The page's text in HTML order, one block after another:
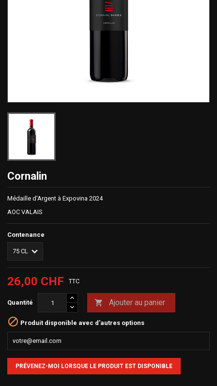
Cornalin
Médaille d'Argent à Expovina 2024
AOC VALAIS
Contenance
26,00 CHF TTC
Quantité  Ajouter au panier
 Produit disponible avec d'autres options
PRÉVENEZ-MOI LORSQUE LE PRODUIT EST DISPONIBLE